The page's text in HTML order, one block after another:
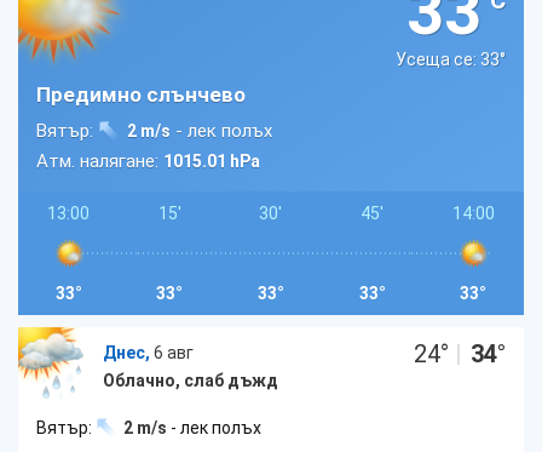
Усеща се: 33°
Предимно слънчево
Вятър: 2 m/s - лек полъх
Атм. налягане: 1015.01 hPa
13:00
33°
15'
33°
30'
33°
45'
33°
14:00
33°
Днес, 6 авг
Облачно, слаб дъжд
24° | 34°
Вятър: 2 m/s - лек полъх